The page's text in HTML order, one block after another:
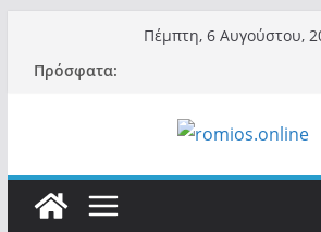
περιεχόμενο
Πέμπτη, 6 Αυγούστου,
Πρόσφατα: